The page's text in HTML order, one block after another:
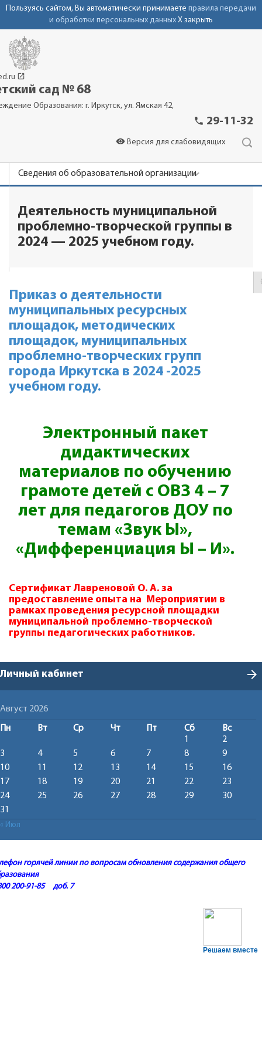
Пользуясь сайтом, Вы автоматически принимаете правила передачи
и обработки персональных данных X закрыть
launch
сад № 68
Образования: г. Иркутск, ул. Ямская 42,
phone 29-11-32
visibility Версия для слабовидящих
Сведения об образовательной организации
Родителям
Важно знать
Деятельность муниципальной
проблемно-творческой группы в
2024 — 2025 учебном году.
Приказ о деятельности
муниципальных ресурсных
площадок, методических
площадок, муниципальных
проблемно-творческих групп
города Иркутска в 2024 -2025
учебном году.
Электронный пакет
дидактических
материалов по обучению
грамоте детей с ОВЗ 4 – 7
лет для педагогов ДОУ по
темам «Звук Ы»,
«Дифференциация Ы – И».
Сертификат Лавреновой О. А. за
предоставление опыта на Мероприятии в
рамках проведения ресурсной площадки
муниципальной проблемно-творческой
группы педагогических работников.
Личный кабинет arrow_forward
Август 2026
Пн Вт Ср Чт Пт Сб
Вс
1
2
3
4 5 6 7 8
9
10
11 12 13 14 15
16
17
18 19 20 21 22
23
24
25 26 27 28 29
30
31
« Июл
горячей линии по вопросам обновления содержания общего
200-91-85 доб. 7
Решаем вместе